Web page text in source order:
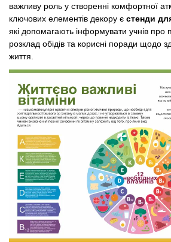
важливу роль у створенні комфортної
ключових елементів декору є стенди
які допомагають інформувати учнів про
розклад обідів та корисні поради щодо
життя.